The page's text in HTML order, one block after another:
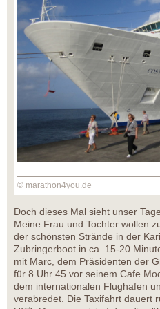
© marathon4you.de
Doch dieses Mal sieht unser
Meine Frau und Tochter wollen
der schönsten Strände in der
Zubringerboot in ca. 15-20
mit Marc, dem Präsidenten der
für 8 Uhr 45 vor seinem Cafe
dem internationalen Flughafen
verabredet. Die Taxifahrt dauert